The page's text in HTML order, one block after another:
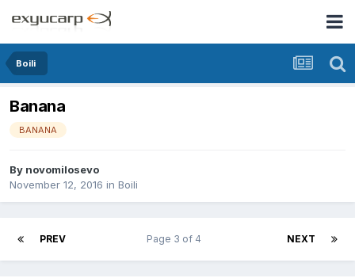
Boili
Banana
BANANA
By novomilosevo
November 12, 2016 in Boili
PREV NEXT
Page 3 of 4